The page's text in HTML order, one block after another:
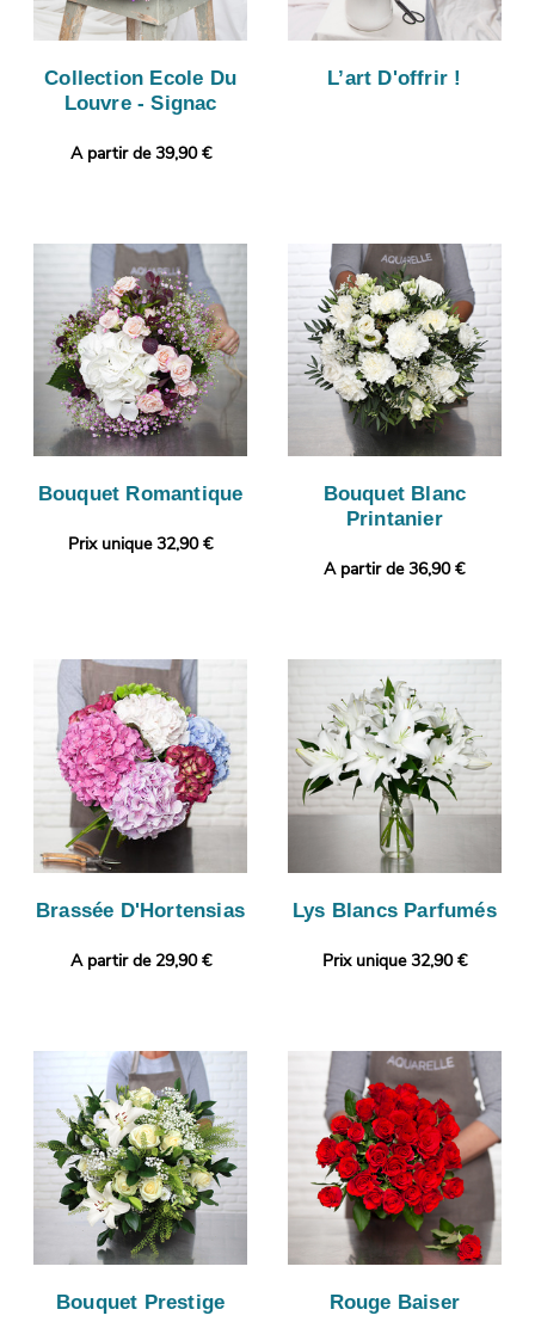
Collection Ecole Du
Louvre - Signac
A partir de 39,90 €
L’art D'offrir !
Bouquet Romantique
Prix unique 32,90 €
Bouquet Blanc
Printanier
A partir de 36,90 €
Brassée D'Hortensias
A partir de 29,90 €
Lys Blancs Parfumés
Prix unique 32,90 €
Bouquet Prestige Rouge Baiser